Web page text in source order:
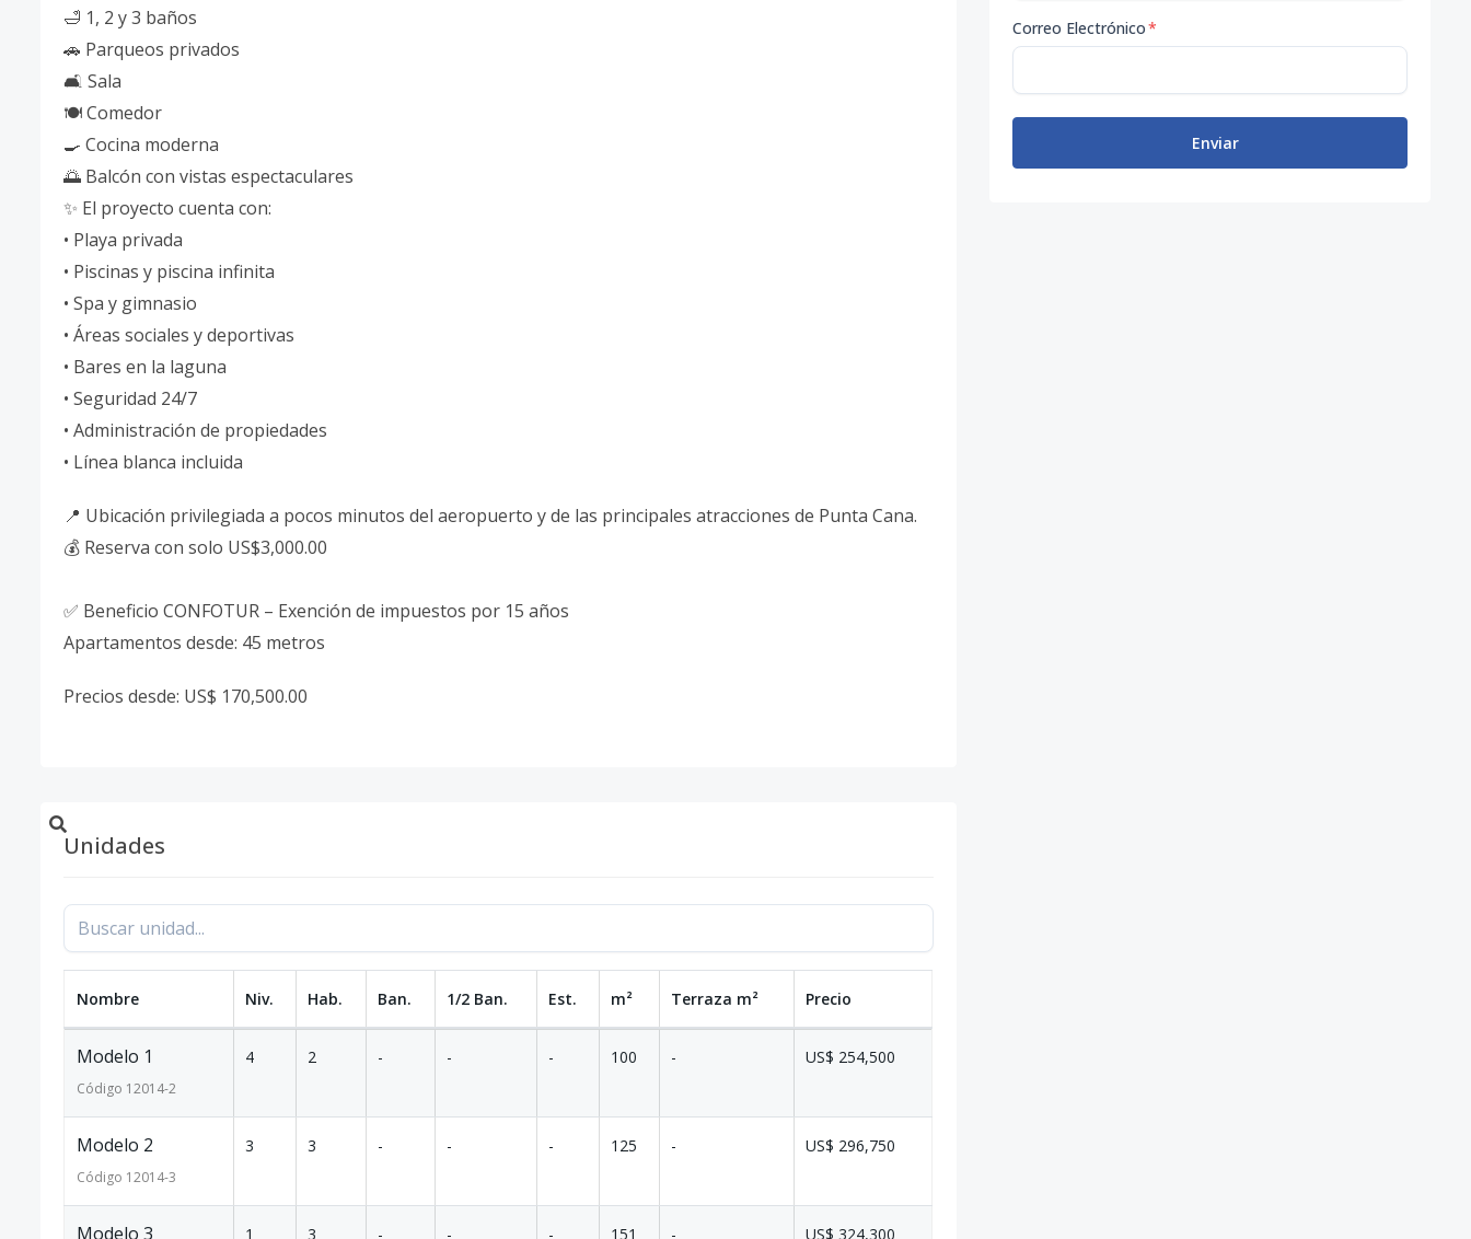
🛁 1, 2 y 3 baños
🚗 Parqueos privados
🛋 Sala
🍽 Comedor
🍳 Cocina moderna
🌅 Balcón con vistas espectaculares
✨ El proyecto cuenta con:
• Playa privada
• Piscinas y piscina infinita
• Spa y gimnasio
• Áreas sociales y deportivas
• Bares en la laguna
• Seguridad 24/7
• Administración de propiedades
• Línea blanca incluida
📍 Ubicación privilegiada a pocos minutos del aeropuerto y de las principales atracciones de Punta Cana.
💰 Reserva con solo US$3,000.00
✅ Beneficio CONFOTUR – Exención de impuestos por 15 años
Apartamentos desde: 45 metros
Precios desde: US$ 170,500.00
Unidades
Nombre Niv. Hab. Ban. 1/2 Ban. Est. m² Terraza m² Precio
Modelo 1
Código 12014-2
4 2 - - - 100 - US$ 254,500
Modelo 2
Código 12014-3
3 3 - - - 125 - US$ 296,750
Modelo 3 1 3 - - - 151 - US$ 324,300
Correo Electrónico*
Enviar